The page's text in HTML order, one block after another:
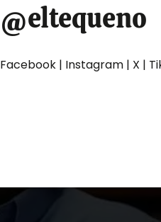
@eltequeno
Facebook | Instagram | X |